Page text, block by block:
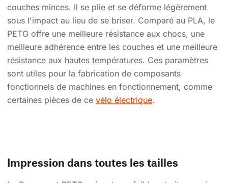
couches minces. Il se plie et se déforme légèrement
sous l'impact au lieu de se briser. Comparé au PLA, le
PETG offre une meilleure résistance aux chocs, une
meilleure adhérence entre les couches et une meilleure
résistance aux hautes températures. Ces paramètres
sont utiles pour la fabrication de composants
fonctionnels de machines en fonctionnement, comme
certaines pièces de ce vélo électrique.
Impression dans toutes les tailles